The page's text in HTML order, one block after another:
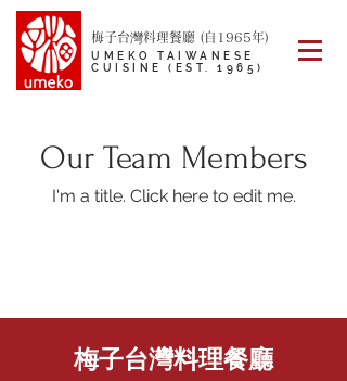
梅子台灣料理餐廳 (自1965年)
UMEKO TAIWANESE
CUISINE (EST. 1965)
Our Team Members
I'm a title. ​Click here to edit me.
梅子台灣料理餐廳